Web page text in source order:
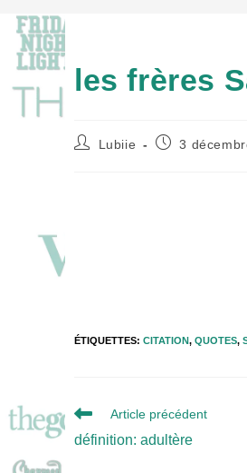
les frères
Auteur/autrice
Lubiie
Publication
3
ÉTIQUETTES: CITATION, QUOTES,
Read
articles
Article précédent
définition: adultère